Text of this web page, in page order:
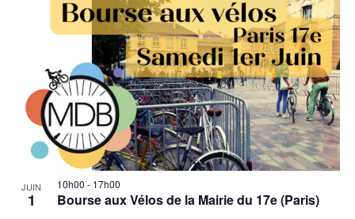
JUIN
1 Bourse aux Vélos de la Mairie du 17e (Paris)
10h00 - 17h00